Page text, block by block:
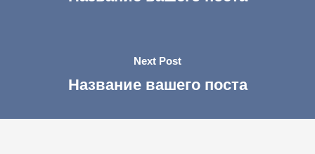
Next Post
Название вашего поста